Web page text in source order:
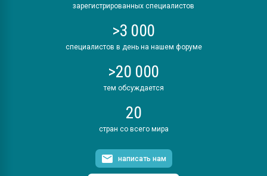
зарегистрированных специалистов
>3 000
специалистов в день на нашем форуме
>20 000
тем обсуждается
20
стран со всего мира
написать нам